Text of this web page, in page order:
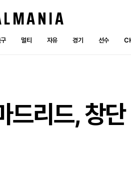
멀티 자유 경기 선수
드리드,창단